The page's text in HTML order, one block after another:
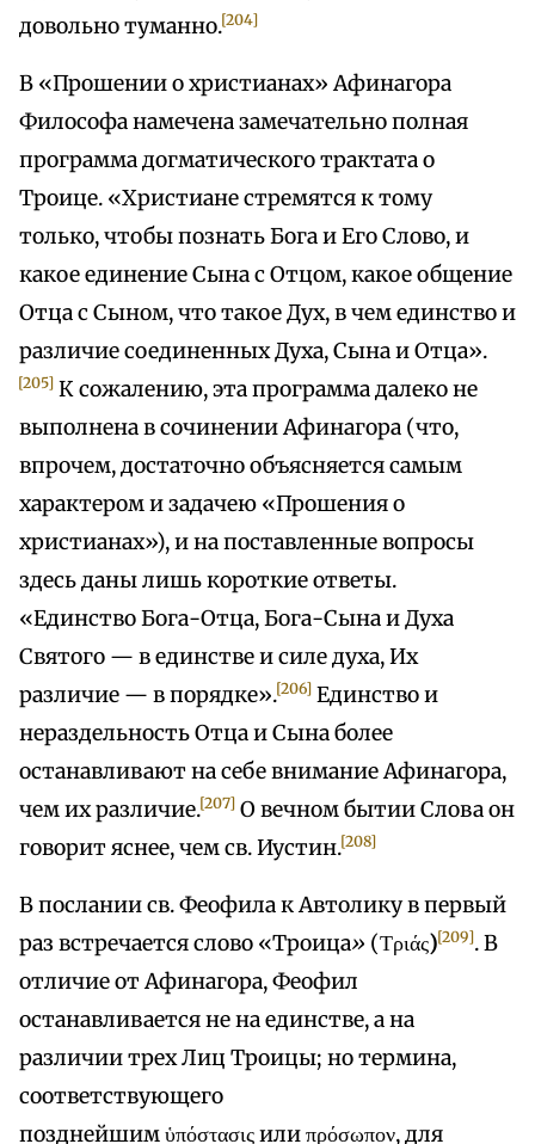
довольно туманно.[204]
В «Прошении о христианах» Афинагора
Философа намечена замечательно полная
программа догматического трактата о
Троице. «Христиане стремятся к тому
только, чтобы познать Бога и Его Слово, и
какое единение Сына с Отцом, какое общение
Отца с Сыном, что такое Дух, в чем единство и
различие соединенных Духа, Сына и Отца».
[205] К сожалению, эта программа далеко не
выполнена в сочинении Афинагора (что,
впрочем, достаточно объясняется самым
характером и задачею «Прошения о
христианах»), и на поставленные вопросы
здесь даны лишь короткие ответы.
«Единство Бога-Отца, Бога-Сына и Духа
Святого — в единстве и силе духа, Их
различие — в порядке».[206] Единство и
нераздельность Отца и Сына более
останавливают на себе внимание Афинагора,
чем их различие.[207] О вечном бытии Слова он
говорит яснее, чем св. Иустин.[208]
В послании св. Феофила к Автолику в первый
раз встречается слово «Троица» (Τριάς)[209]. В
отличие от Афинагора, Феофил
останавливается не на единстве, а на
различии трех Лиц Троицы; но термина,
соответствующего
позднейшим ὑπόστασις или πρόσωπον, для